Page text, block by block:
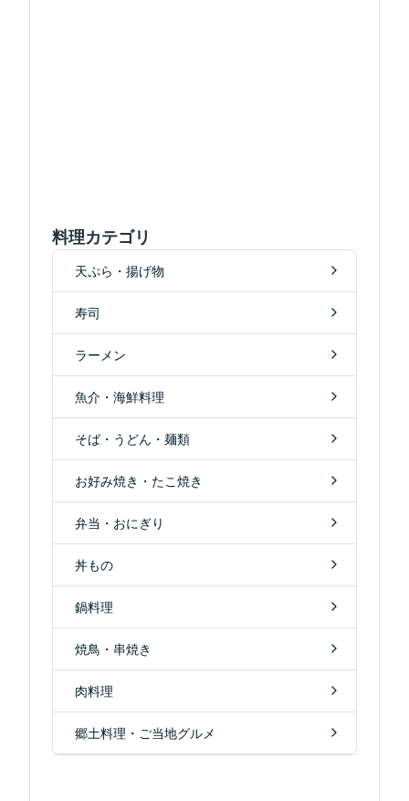
料理カテゴリ
天ぷら・揚げ物
寿司
ラーメン
魚介・海鮮料理
そば・うどん・麺類
お好み焼き・たこ焼き
弁当・おにぎり
丼もの
鍋料理
焼鳥・串焼き
肉料理
郷土料理・ご当地グルメ